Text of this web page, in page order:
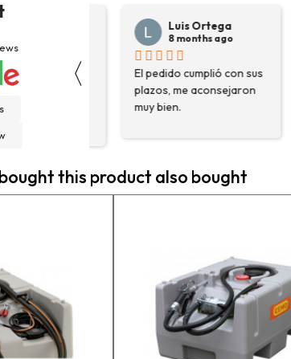
〈
ago
de
antes
Buen
Luis Ortega
8 months ago
El pedido cumplió con sus
plazos, me aconsejaron
muy bien.
this product also bought